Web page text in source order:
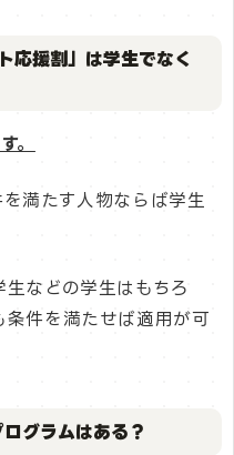
応援割」は学生でなく
。
満たす人物ならば学生
などの学生はもちろ
件を満たせば適用が可
グラムはある？